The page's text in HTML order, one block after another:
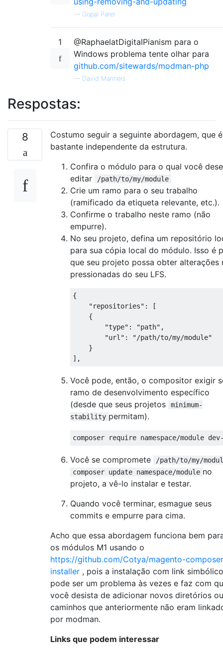
— Gopal Patel
1
@RaphaelatDigitalPianism para o
Windows problema tente olhar para
github.com/sitewards/modman-php
— David Manners
Respostas:
8
Costumo seguir a seguinte abordagem, que é
bastante independente da estrutura.
Confira o módulo para o qual você
editar
/path/to/my/module
Crie um ramo para o seu trabalho
(ramificado da etiqueta relevante, etc.).
Confirme o trabalho neste ramo (não
empurre).
No seu projeto, defina um repositório
para sua cópia local do módulo. Isso é
que seu projeto possa obter alterações
pressionadas do seu LFS.
{
"repositories" :
[
{
"type" : "path" ,
"url" :
"/path/to/my/module"
}
],
Você pode, então, o compositor exigir
ramo de desenvolvimento específico
(desde que seus projetos
minimum-
stability permitam).
composer require namespace/module dev
Você se compromete
/path/to/my/
composer update namespace/module no
projeto, a vê-lo instalar e testar.
Quando você terminar, esmague seus
commits e empurre para cima.
Acho que essa abordagem funciona bem
os módulos M1 usando o
https://github.com/Cotya/magento-
installer , pois a instalação com link simbólico
pode ser um problema às vezes e faz com
você desista de adicionar novos diretórios ou
caminhos que anteriormente não eram
por modman.
Links que podem interessar